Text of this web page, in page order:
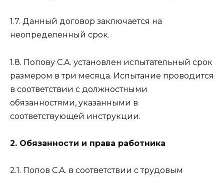
1.7. Данный договор заключается на
неопределенный срок.
1.8. Попову С.А. установлен испытательный срок
размером в три месяца. Испытание проводится
в соответствии с должностными
обязанностями, указанными в
соответствующей инструкции.
2. Обязанности и права работника
2.1. Попов С.А. в соответствии с трудовым